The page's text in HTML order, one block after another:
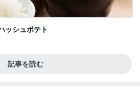
ッシュポテト
記事を読む